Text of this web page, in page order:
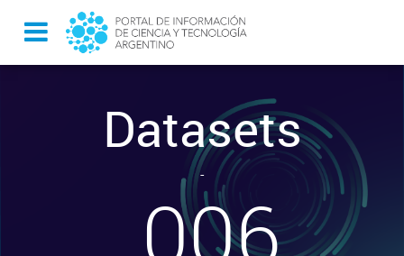
Datasets
-
006